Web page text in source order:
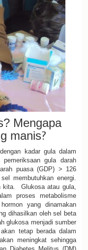
Mengapa
manis?
kadar gula dalam
gula darah
puasa (GDP) > 126
membutuhkan energi.
kita. Glukosa atau gula,
proses metabolisme
yang dinamakan
dihasilkan oleh sel beta
glukosa menjadi sumber
tetap berada dalam
meningkat sehingga